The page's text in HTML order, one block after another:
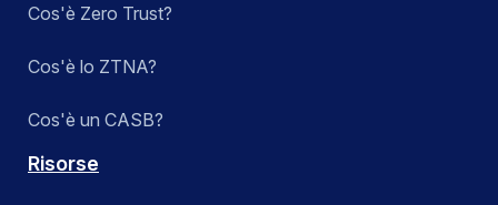
Cos'è Zero Trust?
Cos'è lo ZTNA?
Cos'è un CASB?
Risorse